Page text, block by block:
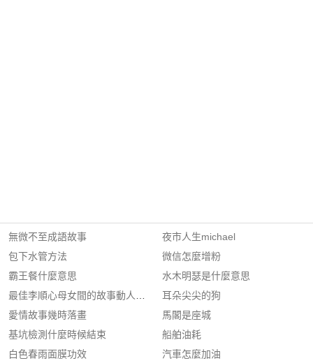
無微不至成語故事
包下水管方法
霸王餐什麼意思
最佳李順心母女間的故事動人是什麼?
愛情故事幾時落畫
基坑檢測什麼時候結束
白色春雨面膜功效
夜市人生michael
微信怎麼增粉
水木明瑟是什麼意思
耳朵尖尖的狗
馬閣是座城
船舶油耗
汽車怎麼加油